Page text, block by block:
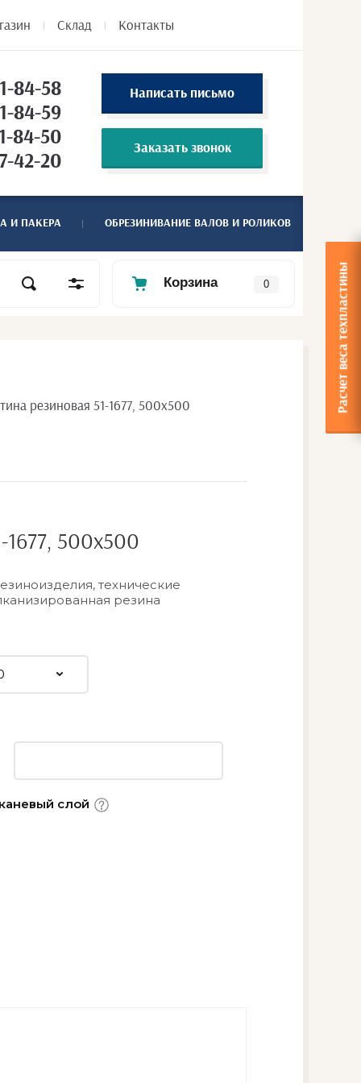
Расчет веса техпластины
Склад Контакты
84-58
84-59
84-50
42-20
Написать письмо
Заказать звонок
И ПАКЕРА ОБРЕЗИНИВАНИЕ ВАЛОВ И РОЛИКОВ
Корзина 0
резиновая 51-1677, 500х500
1677, 500х500
технические
резина
слой